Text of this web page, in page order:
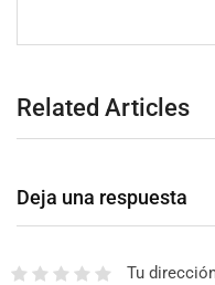
Related Articles
Deja una respuesta
Tu